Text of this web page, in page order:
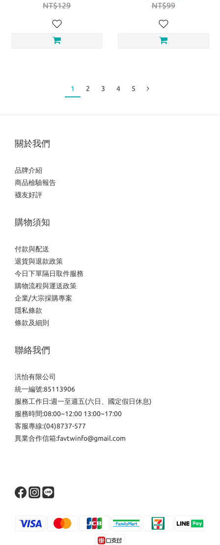
NT$129
NT$99
1 2 3 4 5
關於我們
品牌介紹
商品檢驗報告
襪友好評
購物須知
付款與配送
退貨與退款政策
今日下單隔日取件服務
購物流程與運送政策
企業/大宗採購專案
隱私條款
條款及細則
聯絡我們
汎怡有限公司
統一編號:85113906
服務工作日:週一至週五(六日、國定假日休息)
服務時間:08:00~12:00 13:00~17:00
客服專線:(04)8737-577
異業合作信箱:favtwinfo@gmail.com